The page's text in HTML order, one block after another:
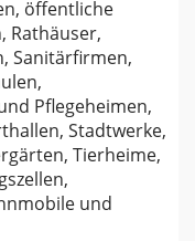
öffentliche
Rathäuser,
Sanitärfirmen,
Pflegeheimen,
Stadtwerke,
Tierheime,
und